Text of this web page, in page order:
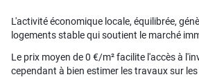
L'activité économique locale, équilibrée,
logements stable qui soutient le marché
Le prix moyen de 0 €/m² facilite l'accès à
cependant à bien estimer les travaux sur